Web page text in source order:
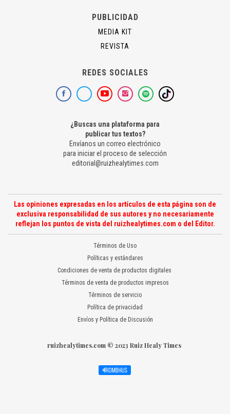
PUBLICIDAD
MEDIA KIT
REVISTA
REDES SOCIALES
¿Buscas una plataforma para
publicar tus textos?
Envíanos un correo electrónico
para iniciar el proceso de selección
editorial@ruizhealytimes.com
Las opiniones expresadas en los artículos de esta página son de
exclusiva responsabilidad de sus autores y no necesariamente
reflejan los puntos de vista del ruizhealytimes.com o del Editor.
Términos de Uso
Políticas y estándares
Condiciones de venta de productos digitales
Términos de venta de productos impresos
Términos de servicio
Política de privacidad
Envíos y Política de Discusión
ruizhealytimes.com © 2023 Ruiz Healy Times